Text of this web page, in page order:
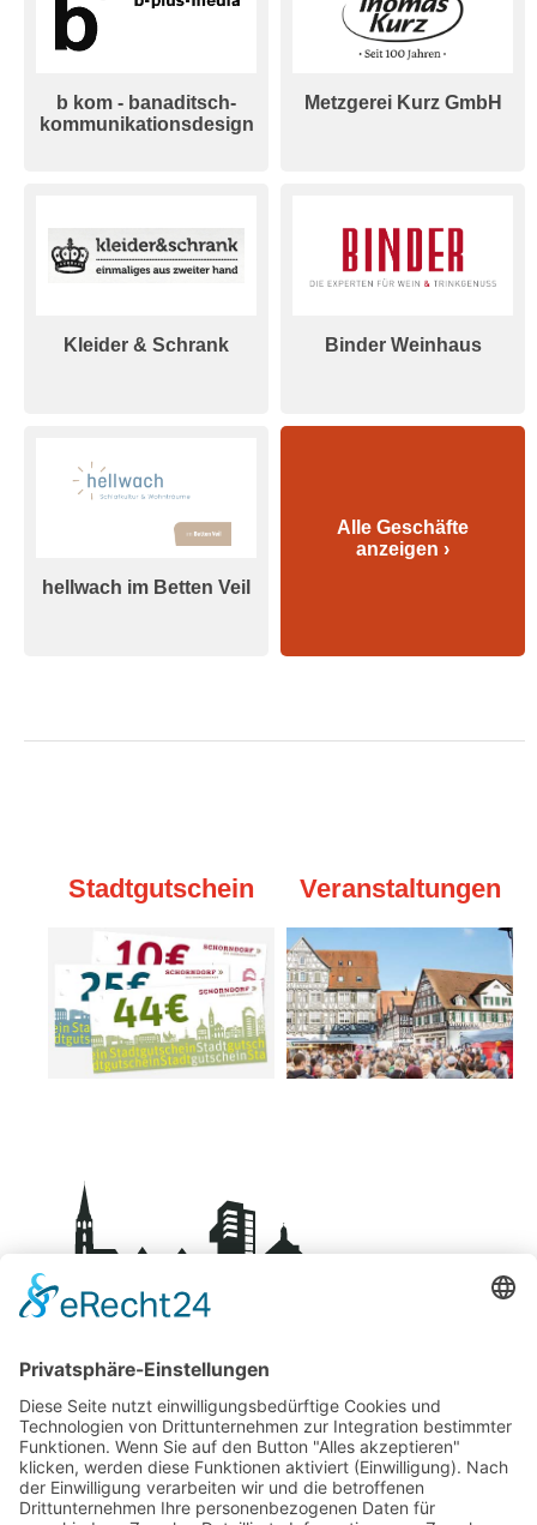
b kom - banaditsch-
kommunikationsdesign
Metzgerei Kurz GmbH
Kleider & Schrank Binder Weinhaus
hellwach im Betten Veil
Alle Geschäfte
anzeigen ›
Stadtgutschein Veranstaltungen
BDS-Centro Schorndorf
Über uns
Kontakt
Mitglied werden
Datenschutz
Impressum